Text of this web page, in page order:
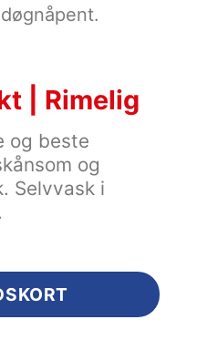
| Rimelig
og beste
og
Selvvask i